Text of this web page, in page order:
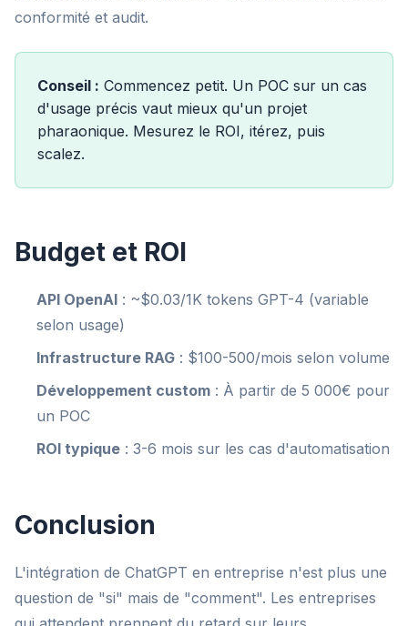
conformité et audit.
Conseil : Commencez petit. Un POC sur un cas
d'usage précis vaut mieux qu'un projet
pharaonique. Mesurez le ROI, itérez, puis
scalez.
Budget et ROI
API OpenAI : ~$0.03/1K tokens GPT-4 (variable
selon usage)
Infrastructure RAG : $100-500/mois selon volume
Développement custom : À partir de 5 000€ pour
un POC
ROI typique : 3-6 mois sur les cas d'automatisation
Conclusion
L'intégration de ChatGPT en entreprise n'est plus une
question de "si" mais de "comment". Les entreprises